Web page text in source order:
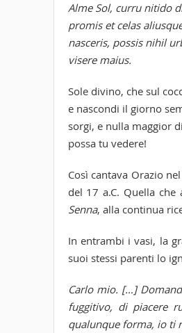
Alme Sol, curru nitido
promis et celas
nasceris, possis nihil
visere maius.
Sole divino, che sul
e nascondi il giorno
sorgi, e nulla maggior
possa tu vedere!
Così cantava Orazio nel
del 17 a.C. Quella
Senna, alla continua
In entrambi i vasi, la
suoi stessi parenti lo
Carlo mio. […]
fuggitivo, di piacere
qualunque forma, io ti